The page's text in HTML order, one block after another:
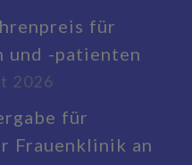
für
und -patienten
2026
für
Frauenklinik an